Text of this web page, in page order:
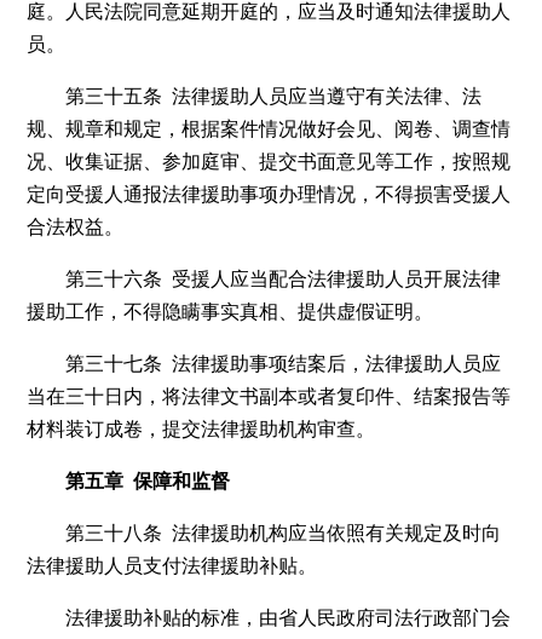
庭。人民法院同意延期开庭的，应当及时通知法律援助人
员。
第三十五条 法律援助人员应当遵守有关法律、法
规、规章和规定，根据案件情况做好会见、阅卷、调查情
况、收集证据、参加庭审、提交书面意见等工作，按照规
定向受援人通报法律援助事项办理情况，不得损害受援人
合法权益。
第三十六条 受援人应当配合法律援助人员开展法律
援助工作，不得隐瞒事实真相、提供虚假证明。
第三十七条 法律援助事项结案后，法律援助人员应
当在三十日内，将法律文书副本或者复印件、结案报告等
材料装订成卷，提交法律援助机构审查。
第五章 保障和监督
第三十八条 法律援助机构应当依照有关规定及时向
法律援助人员支付法律援助补贴。
法律援助补贴的标准，由省人民政府司法行政部门会